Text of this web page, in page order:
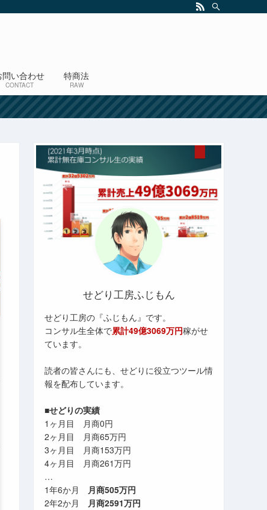
問い合わせ
CONTACT
特商法
RAW
せどり工房ふじもん
せどり工房の『ふじもん』です。
コンサル生全体で累計49億3069万円稼がせ
ています。
読者の皆さんにも、せどりに役立つツール情
報を配布しています。
■せどりの実績
1ヶ月目 月商0円
2ヶ月目 月商65万円
3ヶ月目 月商153万円
4ヶ月目 月商261万円
…
1年6か月 月商505万円
2年2か月 月商2591万円